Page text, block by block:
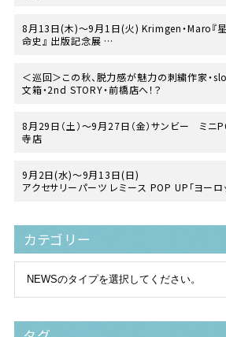
8月13日(木)〜9月1日(火) Krimgen・Maro『
命史』 出版記念展
＜巡回＞この秋、脱力感が魅力の刺繍作家・
文箱・2nd STORY・前橋店へ！？
8月29日（土）〜9月27日（金）サンビー ミ
寺店
9月2日(水)～9月13日(日)
アクセサリーパーツ レミース POP UP「ヨーロ
カテゴリー